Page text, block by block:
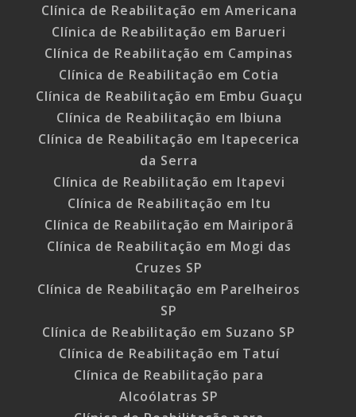
Clínica de Reabilitação em Americana
Clínica de Reabilitação em Barueri
Clínica de Reabilitação em Campinas
Clínica de Reabilitação em Cotia
Clínica de Reabilitação em Embu Guaçu
Clínica de Reabilitação em Ibiuna
Clínica de Reabilitação em Itapecerica
da Serra
Clínica de Reabilitação em Itapevi
Clínica de Reabilitação em Itu
Clínica de Reabilitação em Mairiporã
Clínica de Reabilitação em Mogi das
Cruzes SP
Clínica de Reabilitação em Parelheiros
SP
Clínica de Reabilitação em Suzano SP
Clínica de Reabilitação em Tatuí
Clínica de Reabilitação para
Alcoólatras SP